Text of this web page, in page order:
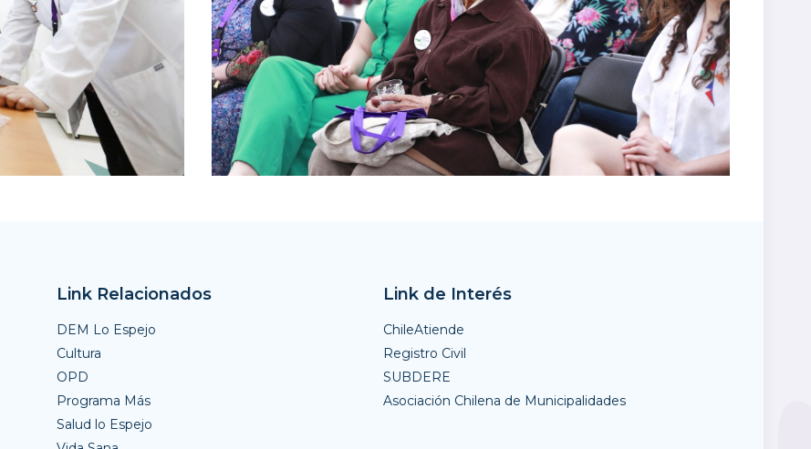
Link Relacionados
DEM Lo Espejo
Cultura
OPD
Programa Más
Salud lo Espejo
Link de Interés
ChileAtiende
Registro Civil
SUBDERE
Asociación Chilena de Municipalidades